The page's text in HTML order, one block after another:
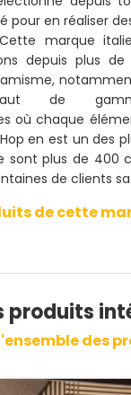
pour en réaliser
marque
depuis plus
de
où chaque
en est un des
sont plus de 400
de clients
de cette
produits
des